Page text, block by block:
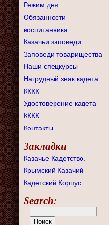
Режим дня
Обязанности
воспитанника
Казачьи заповеди
Заповеди товарищества
Наши спецкурсы
Нагрудный знак кадета
КККК
Удостоверение кадета
КККК
Контакты
Закладки
Казачье Кадетство.
Крымский Казачий
Кадетский Корпус
Search: